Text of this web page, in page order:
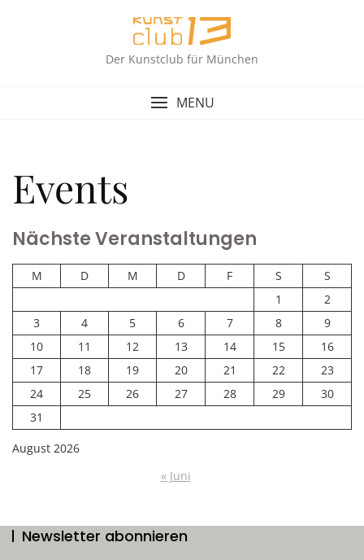
Der Kunstclub für München
MENU
Events
Nächste Veranstaltungen
August 2026
M D M D F S
S
1
2
3
4 5 6 7 8
9
10
11 12 13 14 15
16
17
18 19 20 21 22
23
24
25 26 27 28 29
30
31
« Juni
Newsletter abonnieren